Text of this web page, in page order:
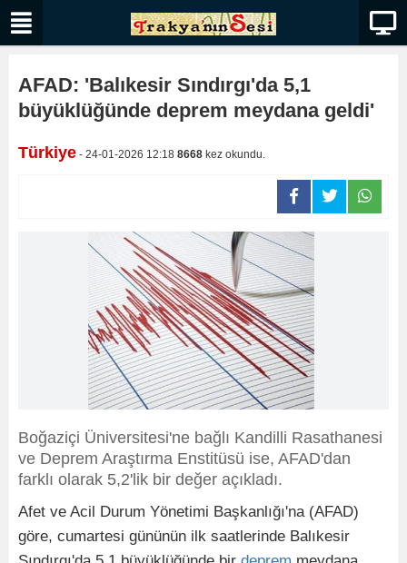
AFAD: 'Balıkesir Sındırgı'da 5,1
büyüklüğünde deprem meydana geldi'
Türkiye - 24-01-2026 12:18 8668 kez okundu.
Boğaziçi Üniversitesi'ne bağlı Kandilli Rasathanesi
ve Deprem Araştırma Enstitüsü ise, AFAD'dan
farklı olarak 5,2'lik bir değer açıkladı.
Afet ve Acil Durum Yönetimi Başkanlığı'na (AFAD)
göre, cumartesi gününün ilk saatlerinde Balıkesir